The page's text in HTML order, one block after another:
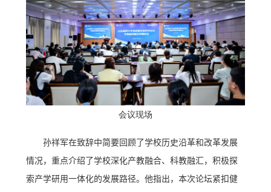
会议现场
孙祥军在致辞中简要回顾了学校历史沿革和改革发展
情况，重点介绍了学校深化产教融合、科教融汇，积极探
索产学研用一体化的发展路径。他指出，本次论坛紧扣健